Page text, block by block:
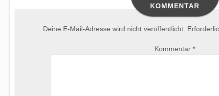
KOMMENTAR
Deine E-Mail-Adresse wird nicht veröffentlicht.
Kommentar *